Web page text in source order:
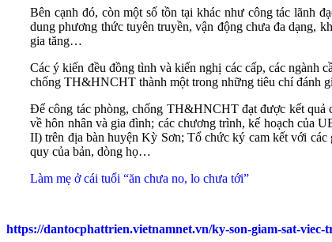
Bên cạnh đó, còn một số tồn tại khác như công tác lãnh
dung phương thức tuyên truyền, vận động chưa đa dạng,
gia tăng…
Các ý kiến đều đồng tình và kiến nghị các cấp, các ngành
chống TH&HNCHT thành một trong những tiêu chí đánh
Để công tác phòng, chống TH&HNCHT đạt được kết quả
về hôn nhân và gia đình; các chương trình, kế hoạch của
II) trên địa bàn huyện Kỳ Sơn; Tổ chức ký cam kết với
quy của bản, dòng họ…
Làm mẹ ở cái tuổi “ăn chưa no, lo chưa tới”
https://dantocphattrien.vietnamnet.vn/ky-son-giam-sat-